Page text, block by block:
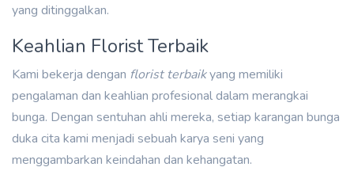
yang ditinggalkan.
Keahlian Florist Terbaik
Kami bekerja dengan florist terbaikyang memiliki
pengalaman dan keahlian profesional dalam merangkai
bunga. Dengan sentuhan ahli mereka, setiap karangan bunga
duka cita kami menjadi sebuah karya seni yang
menggambarkan keindahan dan kehangatan.